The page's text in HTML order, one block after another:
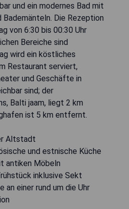
und ein modernes Bad mit
Die Rezeption
von 6:30 bis 00:30 Uhr
Bereiche sind
wird ein köstliches
Restaurant serviert,
und Geschäfte in
sind; der
Balti jaam, liegt 2 km
ist 5 km entfernt.
Altstadt
und estnische Küche
antiken Möbeln
inklusive Sekt
an einer rund um die Uhr